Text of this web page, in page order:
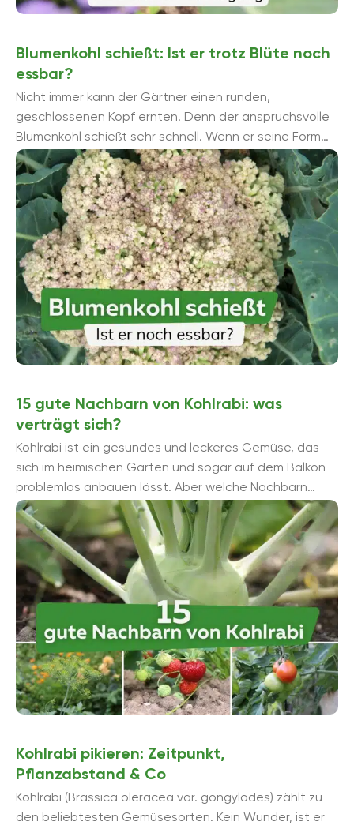
Blumenkohl schießt: Ist er trotz Blüte noch
essbar?
Nicht immer kann der Gärtner einen runden,
geschlossenen Kopf ernten. Denn der anspruchsvolle
Blumenkohl schießt sehr schnell. Wenn er seine Form
verliert und erste Blüten sich zeigen, ...
15 gute Nachbarn von Kohlrabi: was
verträgt sich?
Kohlrabi ist ein gesundes und leckeres Gemüse, das
sich im heimischen Garten und sogar auf dem Balkon
problemlos anbauen lässt. Aber welche Nachbarn
passen gut zu Kohlrabi? Damit ...
Kohlrabi pikieren: Zeitpunkt,
Pflanzabstand & Co
Kohlrabi (Brassica oleracea var. gongylodes) zählt zu
den beliebtesten Gemüsesorten. Kein Wunder, ist er